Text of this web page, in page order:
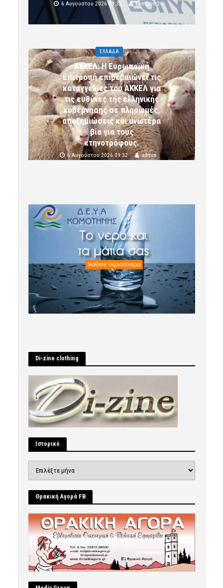
6 Αυγούστου 2026 09:32 komotini24
ΕΛΛΑΔΑ
ΑΚΚΕΛ: Η Ευρωπαϊκή
Επιτροπή επιβεβαιώνει τις
καταγγελίες του ΑΚΚΕΛ για
τις ευθύνες της ελληνικής
κυβέρνησης σε πληρωμές,
αποζημιώσεις και ανωτέρα
βία για τους
κτηνοτρόφους.
6 Αυγούστου 2026 09:32 admin
Di-zine clothing
Ιστορικό
Θρακική Αγορά FB